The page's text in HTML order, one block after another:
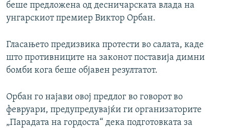
беше предложена од десничарската влада на
унгарскиот премиер Виктор Орбан.
Гласањето предизвика протести во салата, каде
што противниците на законот поставија димни
бомби кога беше објавен резултатот.
Орбан го најави овој предлог во говорот во
февруари, предупредувајќи ги организаторите
„Парадата на гордоста“ дека подготовката за